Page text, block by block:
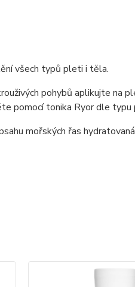
všech typů pleti i těla.
pohybů aplikujte na
pomocí tonika Ryor dle typu
mořských řas